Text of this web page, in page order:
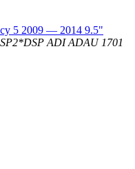
5 2009 — 2014 9.5"
2*DSP ADI ADAU 1701